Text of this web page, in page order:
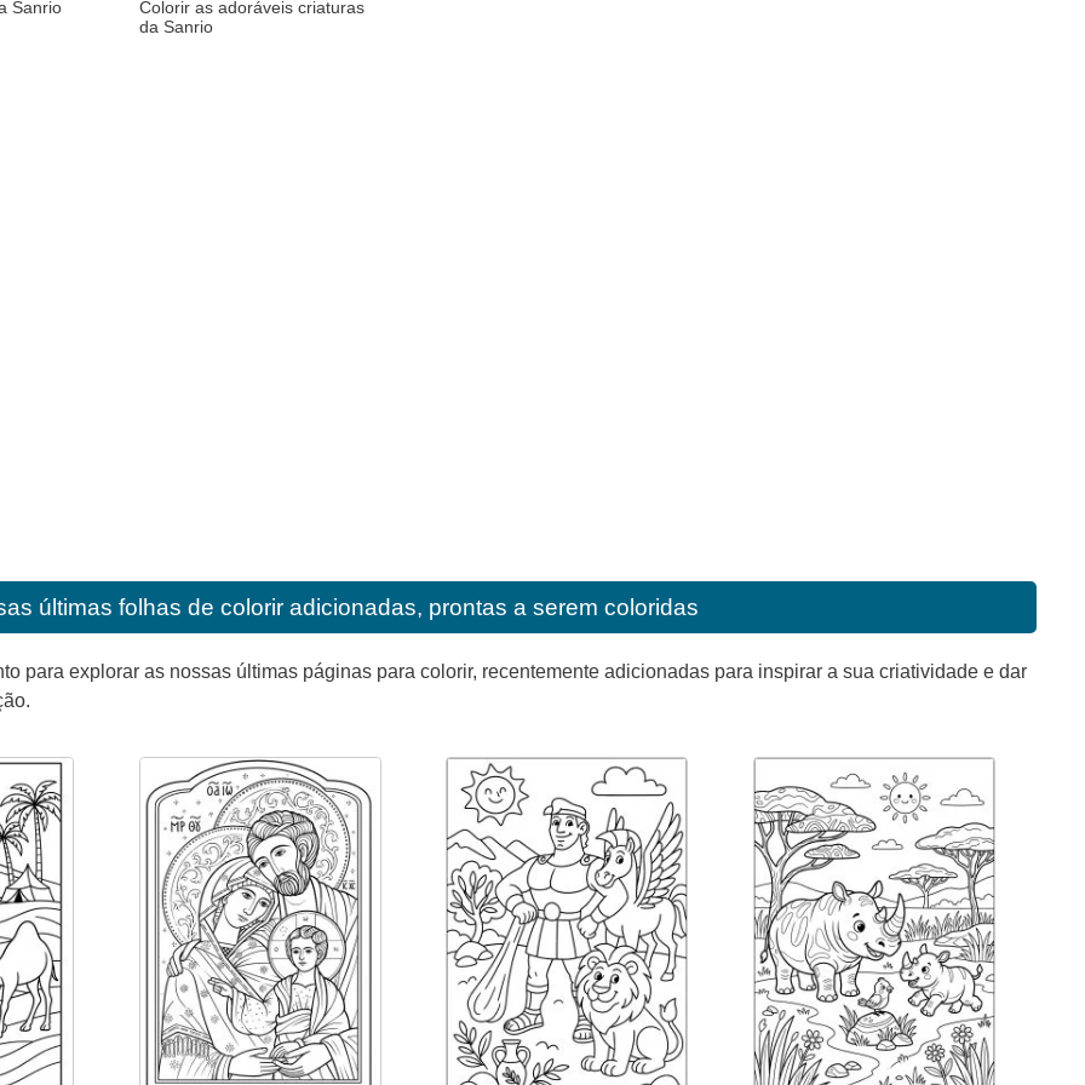
Sanrio
Colorir as adoráveis criaturas
da Sanrio
últimas folhas de colorir adicionadas, prontas a serem coloridas
para explorar as nossas últimas páginas para colorir, recentemente adicionadas para inspirar a sua criatividade e dar